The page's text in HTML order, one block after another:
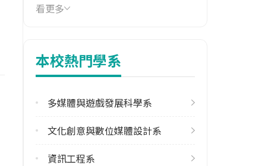
114年生師比
114年註冊率
92.49%
113學年度雙聯學位合作校數
北美洲1
學校電話
看更多
本校熱門學系
多媒體與遊戲發展科學系
文化創意與數位媒體設計系
資訊工程系